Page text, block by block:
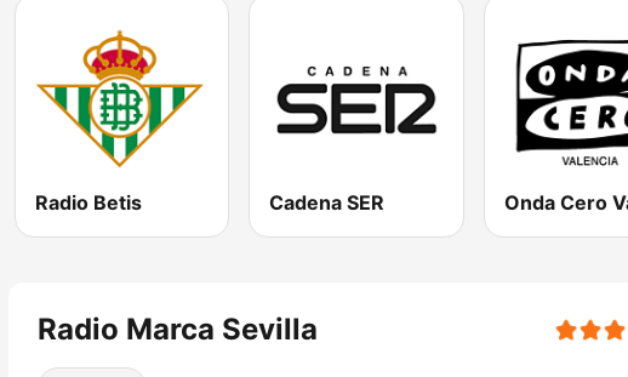
Radio Betis Cadena SER
Radio Marca Sevilla